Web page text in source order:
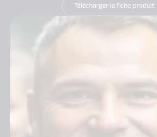
Télécharger la fiche produit